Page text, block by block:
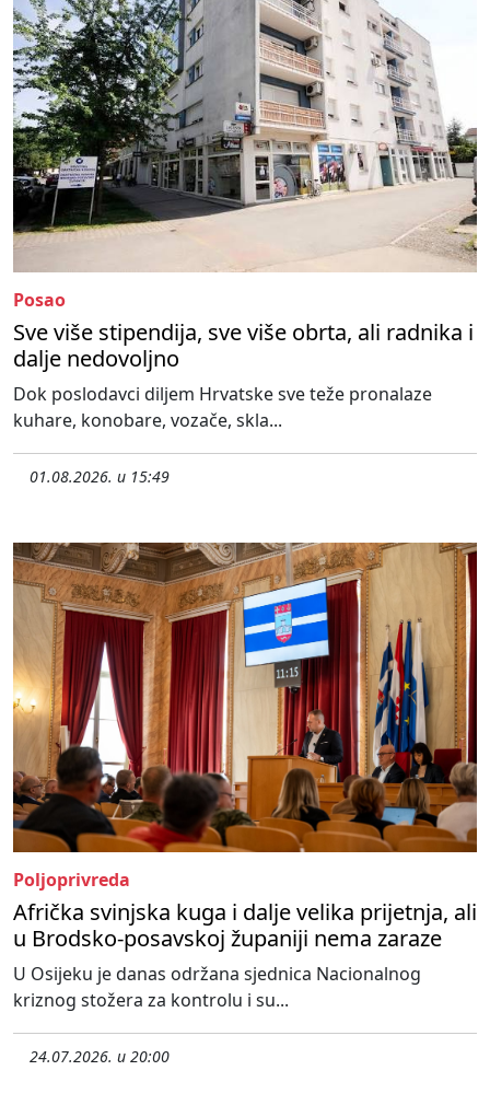
Posao
Sve više stipendija, sve više obrta, ali radnika i
dalje nedovoljno
Dok poslodavci diljem Hrvatske sve teže pronalaze
kuhare, konobare, vozače, skla...
01.08.2026. u 15:49
Poljoprivreda
Afrička svinjska kuga i dalje velika prijetnja, ali
u Brodsko-posavskoj županiji nema zaraze
U Osijeku je danas održana sjednica Nacionalnog
kriznog stožera za kontrolu i su...
24.07.2026. u 20:00